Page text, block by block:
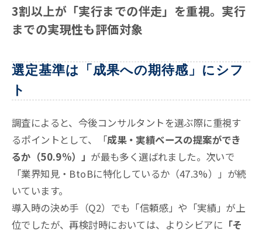
3割以上が「実行までの伴走」を重視。実行
までの実現性も評価対象
選定基準は「成果への期待感」にシフ
ト
調査によると、今後コンサルタントを選ぶ際に重視す
るポイントとして、「成果・実績ベースの提案ができ
るか（50.9%）」 が最も多く選ばれました。次いで
「業界知見・BtoBに特化しているか（47.3%）」が続
いています。
導入時の決め手（Q2）でも「信頼感」や「実績」が上
位でしたが、再検討時においては、よりシビアに 「そ